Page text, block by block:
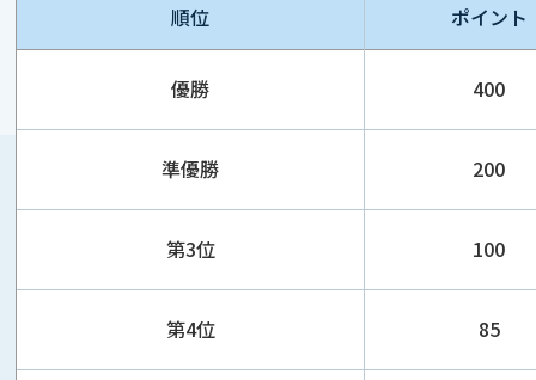
順位 ポイント
優勝 400
準優勝 200
第3位 100
第4位 85